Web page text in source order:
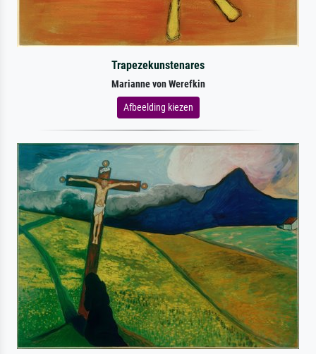
Trapezekunstenares
Marianne von Werefkin
Afbeelding kiezen